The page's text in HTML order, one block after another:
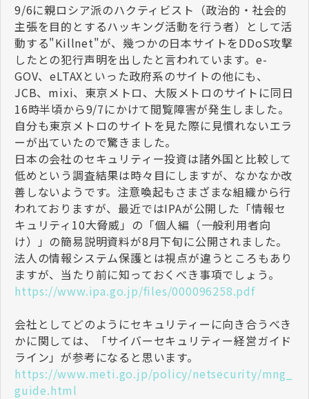
9/6に親ロシア派のハクティビスト（政治的・社会的
主張を目的とするハッキング活動を行う者）として活
動する"Killnet"が、幾つかの日本サイトをDDoS攻撃
したとの犯行声明を出したと言われています。e-
GOV、eLTAXといった政府系のサイトの他にも、
JCB、mixi、東京メトロ、大阪メトロのサイトに同日
16時半頃から9/7にかけて閲覧障害が発生しました。
自分も東京メトロのサイトを見た際に見慣れないエラ
ーが出ていたので驚きました。
日本の会社のセキュリティー投資は諸外国と比較して
低めという調査結果は時々目にしますが、なかなか改
善しないようです。注意喚起もさまざまな組織から行
われておりますが、最近ではIPAが公開した「情報セ
キュリティ10大脅威」の「個人編（一般利用者向
け）」の簡易説明資料が8月下旬に公開されました。
法人の情報システム保護とは視点が違うところもあり
ますが、当たり前に知っておくべき事項でしょう。
https://www.ipa.go.jp/files/000096258.pdf
会社としてどのようにセキュリティーに向き合うべき
かに関しては、「サイバーセキュリティー経営ガイド
ライン」が参考になると思います。
https://www.meti.go.jp/policy/netsecurity/mng_
guide.html